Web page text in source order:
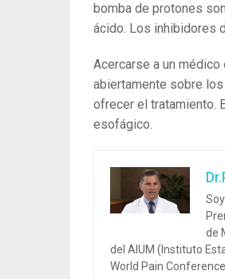
bomba de protones
ácido. Los inhibidores
Acercarse a un
abiertamente sobre
ofrecer el tratamiento.
esofágico.
de
del AIUM (Instituto
World Pain